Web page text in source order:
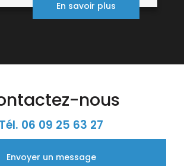
En savoir plus
nous
Tél. 06 09 25 63 27
Envoyer un message